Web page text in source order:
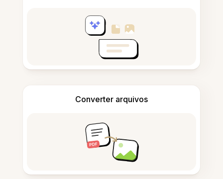
Converter arquivos